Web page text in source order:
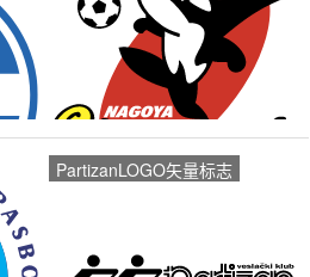
PartizanLOGO矢量标志